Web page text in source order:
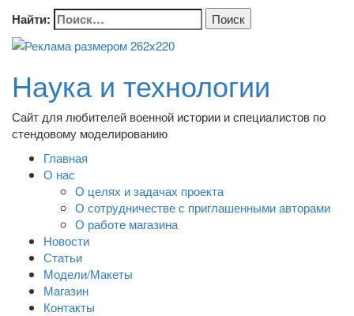
Найти:
Наука и технологии
Сайт для любителей военной истории и специалистов по
стендовому моделированию
Главная
О нас
О целях и задачах проекта
О сотрудничестве с приглашенными авторами
О работе магазина
Новости
Статьи
Модели/Макеты
Магазин
Контакты